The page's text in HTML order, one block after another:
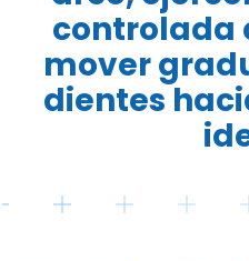
controlada
mover
dientes